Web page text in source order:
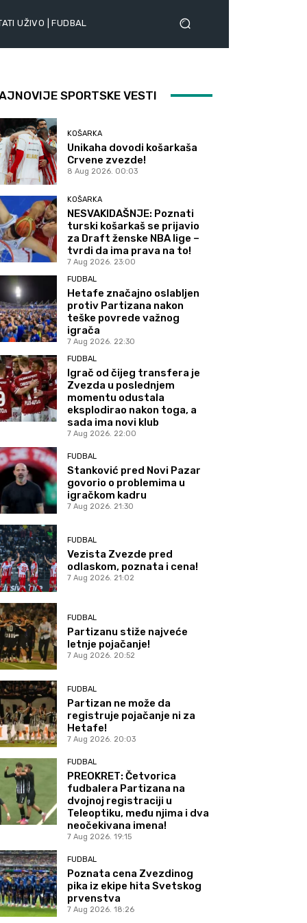
UŽIVO | FUDBAL
SPORTSKE VESTI
KOŠARKA
Unikaha dovodi košarkaša
Crvene zvezde!
8 Aug 2026. 00:03
KOŠARKA
NESVAKIDAŠNJE: Poznati
turski košarkaš se prijavio
za Draft ženske NBA lige –
tvrdi da ima prava na to!
7 Aug 2026. 23:00
FUDBAL
Hetafe značajno oslabljen
protiv Partizana nakon
teške povrede važnog
igrača
7 Aug 2026. 22:30
FUDBAL
Igrač od čijeg transfera je
Zvezda u poslednjem
momentu odustala
eksplodirao nakon toga, a
sada ima novi klub
7 Aug 2026. 22:00
FUDBAL
Stanković pred Novi Pazar
govorio o problemima u
igračkom kadru
7 Aug 2026. 21:30
FUDBAL
Vezista Zvezde pred
odlaskom, poznata i cena!
7 Aug 2026. 21:02
FUDBAL
Partizanu stiže najveće
letnje pojačanje!
7 Aug 2026. 20:52
FUDBAL
Partizan ne može da
registruje pojačanje ni za
Hetafe!
7 Aug 2026. 20:03
FUDBAL
PREOKRET: Četvorica
fudbalera Partizana na
dvojnoj registraciji u
Teleoptiku, među njima i dva
neočekivana imena!
7 Aug 2026. 19:15
FUDBAL
Poznata cena Zvezdinog
pika iz ekipe hita Svetskog
prvenstva
7 Aug 2026. 18:26